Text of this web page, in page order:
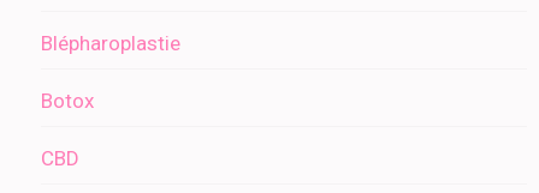
Blépharoplastie
Botox
CBD